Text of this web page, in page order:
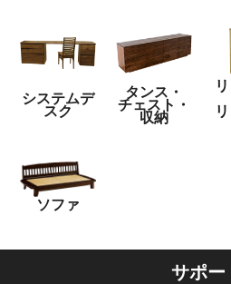
システムデ
スク
タンス・
チェスト・
収納
ソファ
サポー